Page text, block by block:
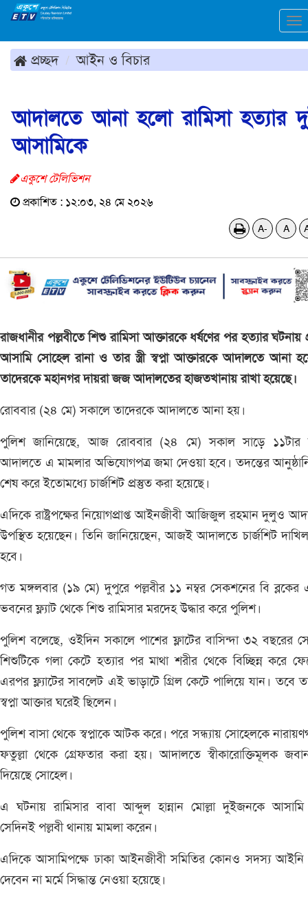
প্রচ্ছদ আইন ও বিচার
আদালতে আনা হলো রামিসা হত্যার
আসামিকে
একুশে টেলিভিশন
প্রকাশিত : ১২:০৩, ২৪ মে ২০২৬
A- A
রাজধানীর পল্লবীতে শিশু রামিসা আক্তারকে ধর্ষণের পর হত্যার ঘটনায়
আসামি সোহেল রানা ও তার স্ত্রী স্বপ্না আক্তারকে আদালতে আনা
তাদেরকে মহানগর দায়রা জজ আদালতের হাজতখানায় রাখা হয়েছে।
রোববার (২৪ মে) সকালে তাদেরকে আদালতে আনা হয়।
পুলিশ জানিয়েছে, আজ রোববার (২৪ মে) সকাল সাড়ে ১১টার
আদালতে এ মামলার অভিযোগপত্র জমা দেওয়া হবে। তদন্তের
শেষ করে ইতোমধ্যে চার্জশিট প্রস্তুত করা হয়েছে।
এদিকে রাষ্ট্রপক্ষের নিয়োগপ্রাপ্ত আইনজীবী আজিজুল রহমান দুলুও
উপস্থিত হয়েছেন। তিনি জানিয়েছেন, আজই আদালতে চার্জশিট
হবে।
গত মঙ্গলবার (১৯ মে) দুপুরে পল্লবীর ১১ নম্বর সেকশনের বি ব্লকের
ভবনের ফ্ল্যাট থেকে শিশু রামিসার মরদেহ উদ্ধার করে পুলিশ।
পুলিশ বলেছে, ওইদিন সকালে পাশের ফ্লাটের বাসিন্দা ৩২ বছরের
শিশুটিকে গলা কেটে হত্যার পর মাথা শরীর থেকে বিচ্ছিন্ন করে
এরপর ফ্ল্যাটের সাবলেট এই ভাড়াটে গ্রিল কেটে পালিয়ে যান। তবে তার
স্বপ্না আক্তার ঘরেই ছিলেন।
পুলিশ বাসা থেকে স্বপ্নাকে আটক করে। পরে সন্ধ্যায় সোহেলকে
ফতুল্লা থেকে গ্রেফতার করা হয়। আদালতে স্বীকারোক্তিমূলক
দিয়েছে সোহেল।
এ ঘটনায় রামিসার বাবা আব্দুল হান্নান মোল্লা দুইজনকে
সেদিনই পল্লবী থানায় মামলা করেন।
এদিকে আসামিপক্ষে ঢাকা আইনজীবী সমিতির কোনও সদস্য আইনি
দেবেন না মর্মে সিদ্ধান্ত নেওয়া হয়েছে।